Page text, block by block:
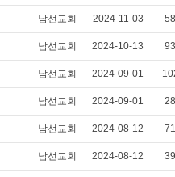
남선교회 2024-11-03 58
남선교회 2024-10-13 93
남선교회 2024-09-01
남선교회 2024-09-01 28
남선교회 2024-08-12 71
남선교회 2024-08-12 39